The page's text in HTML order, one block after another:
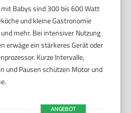
Babys sind 300 bis 600 Watt
und kleine Gastronomie
mehr. Bei intensiver Nutzung
erwäge ein stärkeres Gerät oder
Kurze Intervalle,
und Pausen schützen Motor und
ANGEBOT